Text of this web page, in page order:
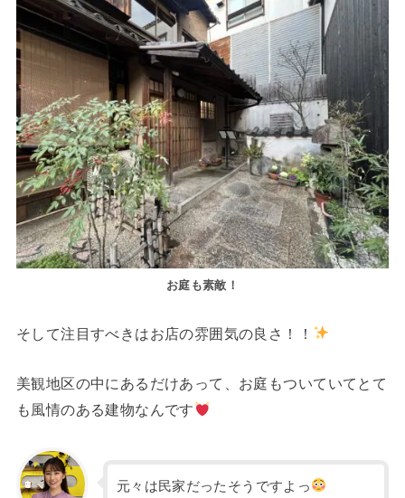
お庭も素敵！
そして注目すべきはお店の雰囲気の良さ！！
美観地区の中にあるだけあって、お庭もついていてとて
も風情のある建物なんです
元々は民家だったそうですよっ